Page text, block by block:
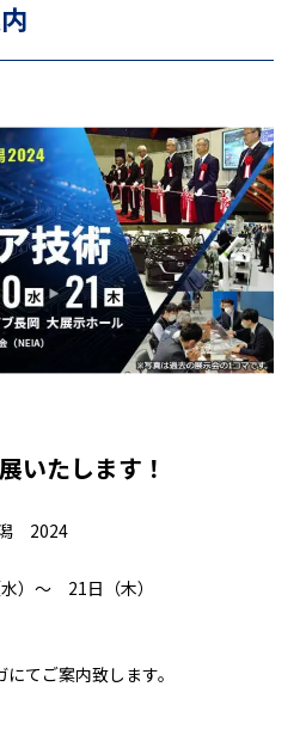
いたします！
2024
）～ 21日（木）
てご案内致します。